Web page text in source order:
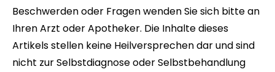
Beschwerden oder Fragen wenden Sie sich bitte an
Ihren Arzt oder Apotheker. Die Inhalte dieses
Artikels stellen keine Heilversprechen dar und sind
nicht zur Selbstdiagnose oder Selbstbehandlung